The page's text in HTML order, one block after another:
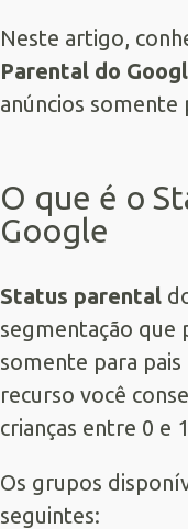
Neste artigo,
Parental do
anúncios somente
O que é o
Google
Status parental
segmentação que
somente para
recurso você
crianças entre 0 e
Os grupos
seguintes: